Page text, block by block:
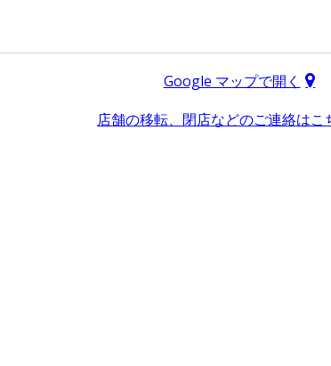
Google マップで開く
店舗の移転、閉店などのご連絡はこ